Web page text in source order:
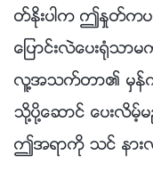
တ္ႏိုးပါက ဤႏႈတ္က
ေျပာင္းလဲေပး႐ုံသ
လူ႔အသက္တာ၏ မွန္က
သို႔ပို႔ေဆာင္ ေပး
ဤအရာကို သင္ နာ